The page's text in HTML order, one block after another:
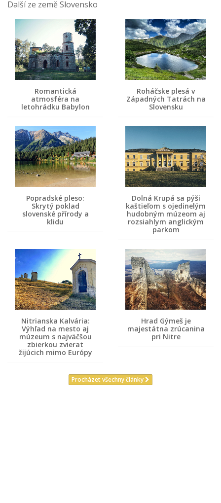
Další ze země Slovensko
Romantická
atmosféra na
letohrádku Babylon
Roháčske plesá v
Západných Tatrách na
Slovensku
Popradské pleso:
Skrytý poklad
slovenské přírody a
klidu
Dolná Krupá sa pýši
kaštieľom s ojedinelým
hudobným múzeom aj
rozsiahlym anglickým
parkom
Nitrianska Kalvária:
Výhľad na mesto aj
múzeum s najväčšou
zbierkou zvierat
žijúcich mimo Európy
Hrad Gýmeš je
majestátna zrúcanina
pri Nitre
Procházet všechny články